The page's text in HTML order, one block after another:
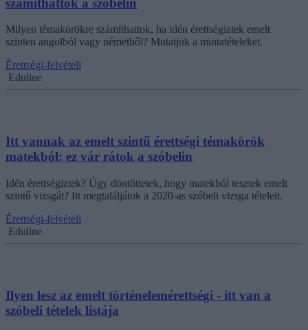
Milyen témakörökre számíthattok, ha idén érettségiztek emelt
szinten angolból vagy németből? Mutatjuk a mintatételeket.
Érettségi-felvételi
Eduline
Itt vannak az emelt szintű érettségi témakörök
matekból: ez vár rátok a szóbelin
Idén érettségiztek? Úgy döntöttetek, hogy matekból tesztek emelt
szintű vizsgát? Itt megtaláljátok a 2020-as szóbeli vizsga tételeit.
Érettségi-felvételi
Eduline
Ilyen lesz az emelt történelemérettségi - itt van a
szóbeli tételek listája